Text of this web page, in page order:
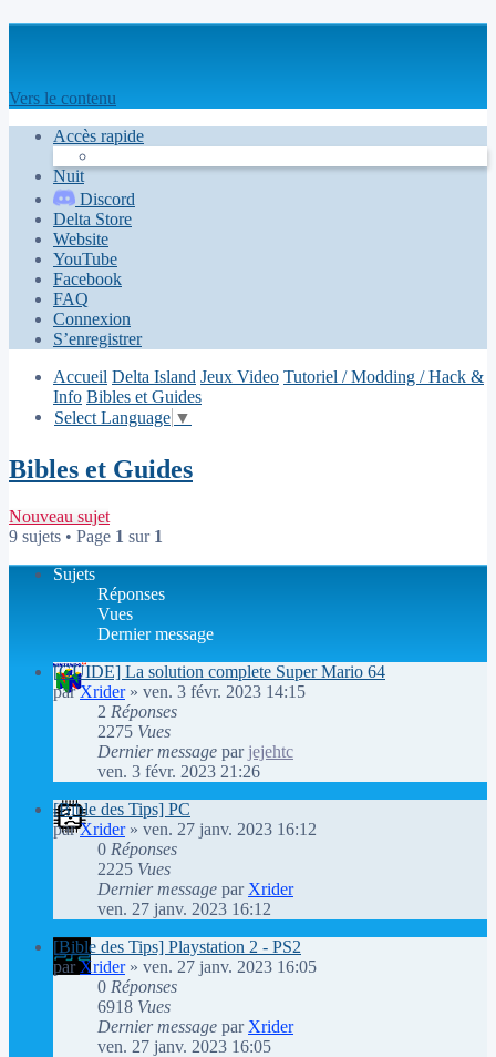
Vers le contenu
Accès rapide
Nuit
Discord
Delta Store
Website
YouTube
Facebook
FAQ
Connexion
S’enregistrer
Accueil Delta Island Jeux Video Tutoriel / Modding / Hack &
Info Bibles et Guides
Select Language ▼
Bibles et Guides
Nouveau sujet
9 sujets • Page 1 sur 1
Sujets
Réponses
Vues
Dernier message
[GUIDE] La solution complete Super Mario 64
parXrider» ven. 3 févr. 2023 14:15
2 Réponses
2275 Vues
Dernier message par jejehtc
ven. 3 févr. 2023 21:26
[Bible des Tips] PC
parXrider» ven. 27 janv. 2023 16:12
0 Réponses
2225 Vues
Dernier message par Xrider
ven. 27 janv. 2023 16:12
[Bible des Tips] Playstation 2 - PS2
parXrider» ven. 27 janv. 2023 16:05
0 Réponses
6918 Vues
Dernier message par Xrider
ven. 27 janv. 2023 16:05